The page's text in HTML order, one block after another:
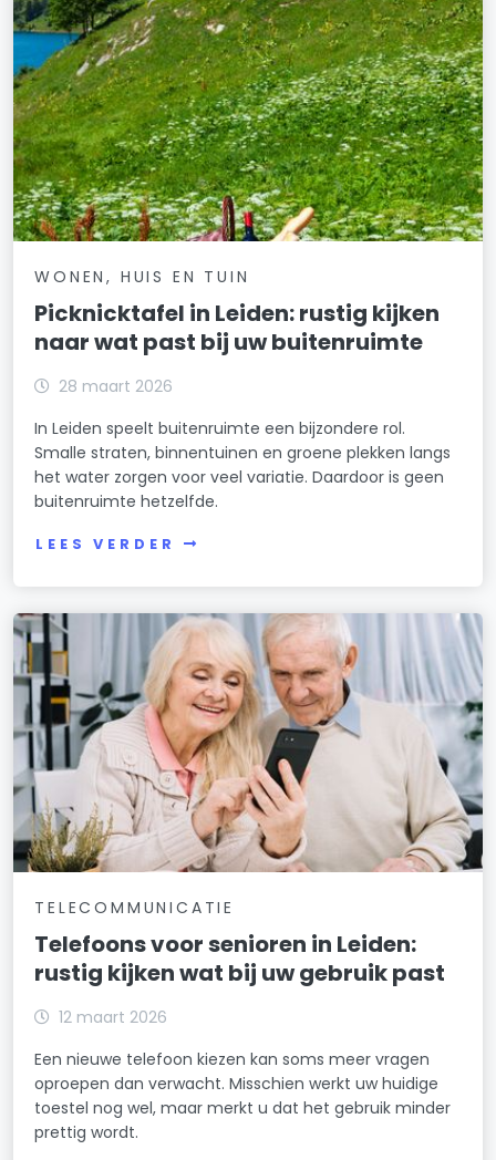
WONEN, HUIS EN TUIN
Picknicktafel in Leiden: rustig kijken
naar wat past bij uw buitenruimte
28 maart 2026
In Leiden speelt buitenruimte een bijzondere rol.
Smalle straten, binnentuinen en groene plekken langs
het water zorgen voor veel variatie. Daardoor is geen
buitenruimte hetzelfde.
LEES VERDER
TELECOMMUNICATIE
Telefoons voor senioren in Leiden:
rustig kijken wat bij uw gebruik past
12 maart 2026
Een nieuwe telefoon kiezen kan soms meer vragen
oproepen dan verwacht. Misschien werkt uw huidige
toestel nog wel, maar merkt u dat het gebruik minder
prettig wordt.